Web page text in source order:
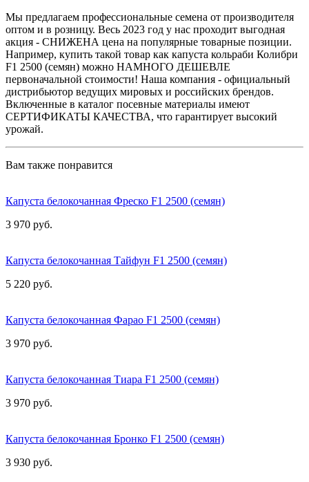
Мы предлагаем профессиональные семена от производителя
оптом и в розницу. Весь 2023 год у нас проходит выгодная
акция - СНИЖЕНА цена на популярные товарные позиции.
Например, купить такой товар как капуста кольраби Колибри
F1 2500 (семян) можно НАМНОГО ДЕШЕВЛЕ
первоначальной стоимости! Наша компания - официальный
дистрибьютор ведущих мировых и российских брендов.
Включенные в каталог посевные материалы имеют
СЕРТИФИКАТЫ КАЧЕСТВА, что гарантирует высокий
урожай.
Вам также понравится
Капуста белокочанная Фреско F1 2500 (семян)
3 970 руб.
Капуста белокочанная Тайфун F1 2500 (семян)
5 220 руб.
Капуста белокочанная Фарао F1 2500 (семян)
3 970 руб.
Капуста белокочанная Тиара F1 2500 (семян)
3 970 руб.
Капуста белокочанная Бронко F1 2500 (семян)
3 930 руб.